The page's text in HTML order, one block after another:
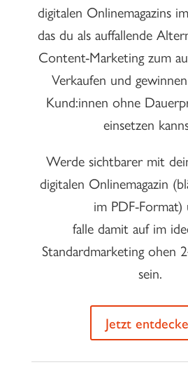
digitalen Onlinemagazins
das du als auffallende
Content-Marketing zum
Verkaufen und
Kund:innen ohne
einsetzen
Werde sichtbarer mit
digitalen Onlinemagazin
im PDF-Format)
falle damit auf im
Standardmarketing ohen
sein.
Jetzt